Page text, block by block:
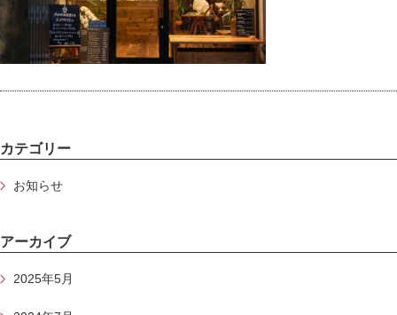
カテゴリー
お知らせ
アーカイブ
2025年5月